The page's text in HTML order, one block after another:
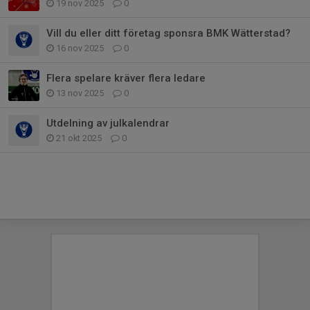
19 nov 2025 0
Vill du eller ditt företag sponsra BMK Wätterstad?
16 nov 2025 0
Flera spelare kräver flera ledare
13 nov 2025 0
Utdelning av julkalendrar
21 okt 2025 0